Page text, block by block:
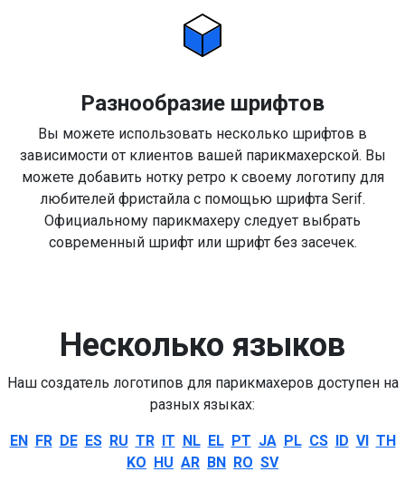
Разнообразие шрифтов
Вы можете использовать несколько шрифтов в
зависимости от клиентов вашей парикмахерской. Вы
можете добавить нотку ретро к своему логотипу для
любителей фристайла с помощью шрифта Serif.
Официальному парикмахеру следует выбрать
современный шрифт или шрифт без засечек.
Несколько языков
Наш создатель логотипов для парикмахеров доступен на
разных языках:
EN FR DE ES RU TR IT NL EL PT JA PL CS ID VI TH
KO HU AR BN RO SV